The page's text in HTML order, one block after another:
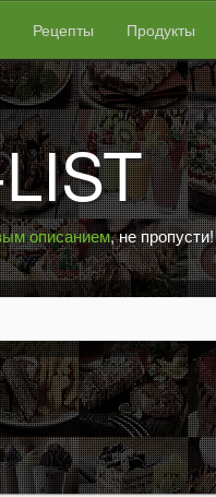
Рецепты Продукты
описанием, не пропусти!